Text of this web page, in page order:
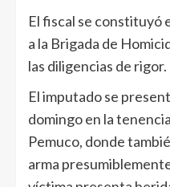
El fiscal se constituyó
a la Brigada de
las diligencias de rigor.
El imputado se
domingo en la
Pemuco, donde
arma